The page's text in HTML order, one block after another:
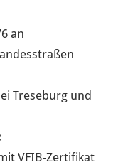
an
Treseburg und
VFIB-Zertifikat